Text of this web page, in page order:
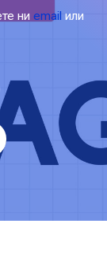
ни email или